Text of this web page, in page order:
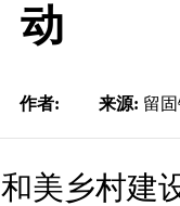
动
作者: 来源: 留
乡村建